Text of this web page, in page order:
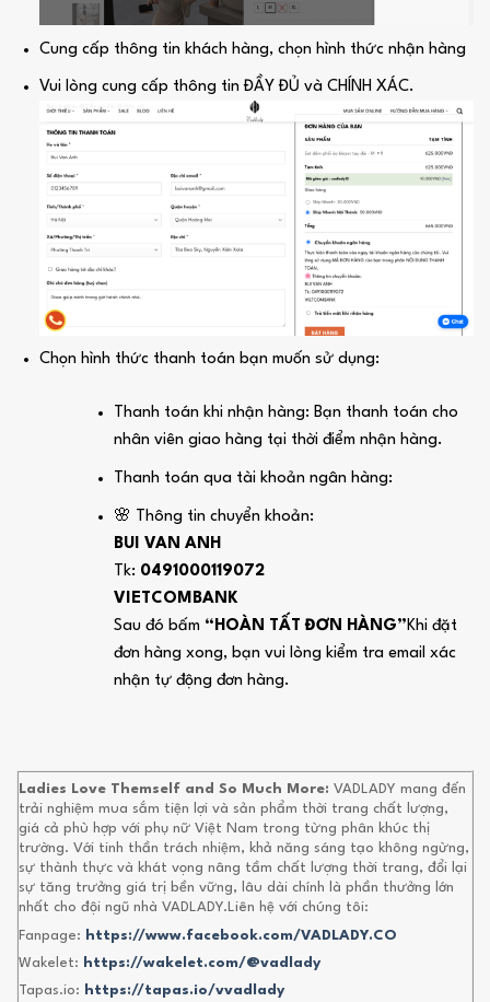
Cung cấp thông tin khách hàng, chọn hình thức nhận hàng
Vui lòng cung cấp thông tin ĐẦY ĐỦ và CHÍNH XÁC.
Chọn hình thức thanh toán bạn muốn sử dụng:
Thanh toán khi nhận hàng: Bạn thanh toán cho
nhân viên giao hàng tại thời điểm nhận hàng.
Thanh toán qua tài khoản ngân hàng:
🌸 Thông tin chuyển khoản:
BUI VAN ANH
Tk: 0491000119072
VIETCOMBANK
Sau đó bấm “HOÀN TẤT ĐƠN HÀNG” Khi đặt
đơn hàng xong, bạn vui lòng kiểm tra email xác
nhận tự động đơn hàng.
Ladies Love Themself and So Much More: VADLADY mang đến
trải nghiệm mua sắm tiện lợi và sản phẩm thời trang chất lượng,
giá cả phù hợp với phụ nữ Việt Nam trong từng phân khúc thị
trường. Với tinh thần trách nhiệm, khả năng sáng tạo không ngừng,
sự thành thực và khát vọng nâng tầm chất lượng thời trang, đổi lại
sự tăng trưởng giá trị bền vững, lâu dài chính là phần thưởng lớn
nhất cho đội ngũ nhà VADLADY.Liên hệ với chúng tôi:
Fanpage:
https://www.facebook.com/VADLADY.CO
Wakelet:
https://wakelet.com/@vadlady
Tapas.io:
https://tapas.io/vvadlady